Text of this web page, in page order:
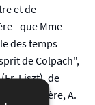
et de
- que Mme
des temps
de Colpach",
(Fr. Liszt), de
J. Rivière, A.